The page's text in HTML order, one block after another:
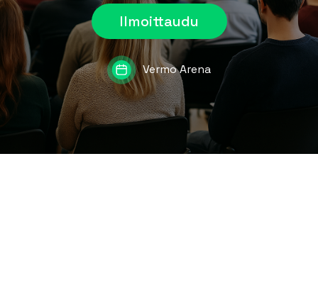
Ilmoittaudu
Vermo Arena